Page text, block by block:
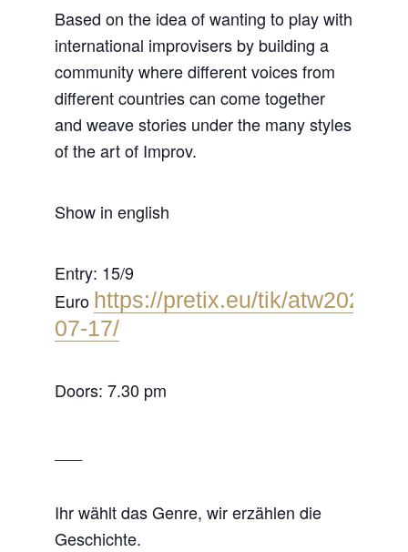
Based on the idea of wanting to play with
international improvisers by building a
community where different voices from
different countries can come together
and weave stories under the many styles
of the art of Improv.
Show in english
Entry: 15/9
Euro https://pretix.eu/tik/atw2026-
07-17/
Doors: 7.30 pm
Ihr wählt das Genre, wir erzählen die
Geschichte.